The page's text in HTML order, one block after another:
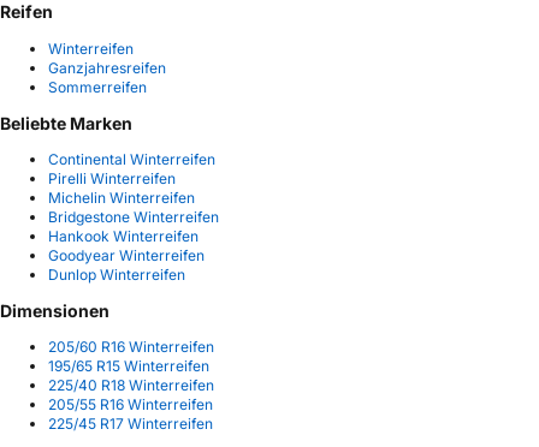
Reifen
Winterreifen
Ganzjahresreifen
Sommerreifen
Beliebte Marken
Continental Winterreifen
Pirelli Winterreifen
Michelin Winterreifen
Bridgestone Winterreifen
Hankook Winterreifen
Goodyear Winterreifen
Dunlop Winterreifen
Dimensionen
205/60 R16 Winterreifen
195/65 R15 Winterreifen
225/40 R18 Winterreifen
205/55 R16 Winterreifen
225/45 R17 Winterreifen